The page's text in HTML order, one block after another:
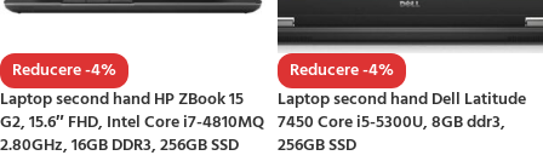
Reducere -4%
Laptop second hand HP ZBook 15
G2, 15.6″ FHD, Intel Core i7-4810MQ
2.80GHz, 16GB DDR3, 256GB SSD
Reducere -4%
Laptop second hand Dell Latitude
7450 Core i5-5300U, 8GB ddr3,
256GB SSD